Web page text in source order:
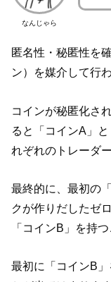
なんじゃら
匿名性・秘匿性を
ン）を媒介して行
コインが秘匿化さ
ると「コインA」
れぞれのトレーダ
最終的に、最初の
クが作りだしたゼ
「コインB」を持
最初に「コインB